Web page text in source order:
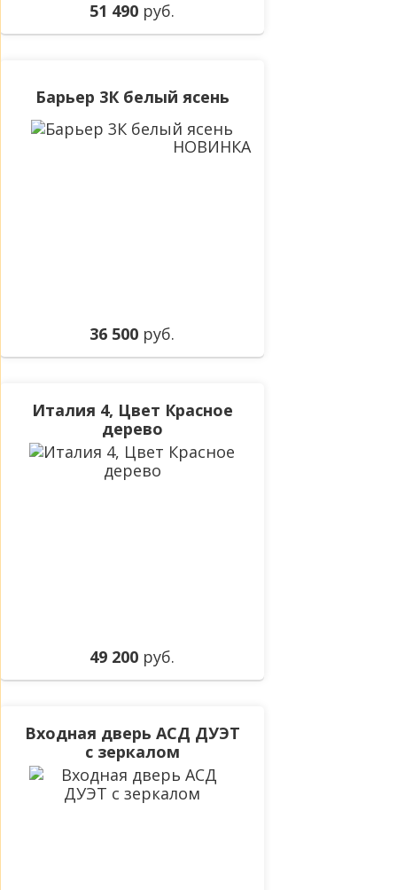
51 490 руб.
Барьер 3К белый ясень
НОВИНКА
36 500 руб.
Италия 4, Цвет Красное
дерево
49 200 руб.
Входная дверь АСД ДУЭТ
с зеркалом